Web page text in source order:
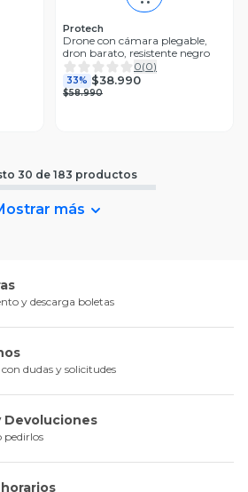
Protech
Drone con cámara plegable,
dron barato, resistente negro
0(0)
33% $38.990
$58.990
30 de 183 productos
más
y descarga boletas
dudas y solicitudes
Devoluciones
pedirlos